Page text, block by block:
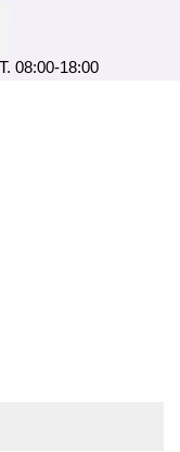
08:00-18:00